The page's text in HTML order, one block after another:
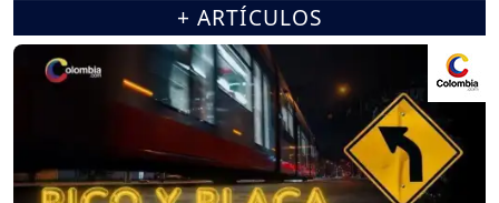
+ ARTÍCULOS